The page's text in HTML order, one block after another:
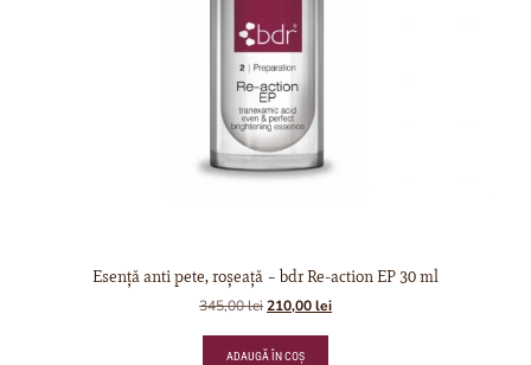
Esență anti pete, roșeață – bdr Re-action EP 30 ml
345,00lei210,00lei
ADAUGĂ ÎN COȘ